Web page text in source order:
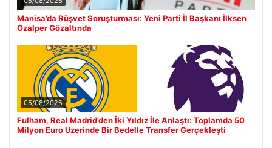
Manisa’da Rüşvet Soruşturması: Yeni Parti İl Başkanı İlksen
Özalper Gözaltında
05/08/2026
Fulham, Real Madrid’den İki Yıldız İle Anlaştı: Toplamda 50
Milyon Euro Üzerinde Bir Bedelle Transfer Gerçekleşti